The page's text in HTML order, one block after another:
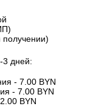
3 дней:
- 7.00 BYN
- 7.00 BYN
BYN